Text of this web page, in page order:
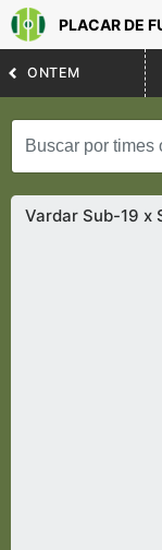
PLACAR DE
ONTEM
Vardar Sub-19 x